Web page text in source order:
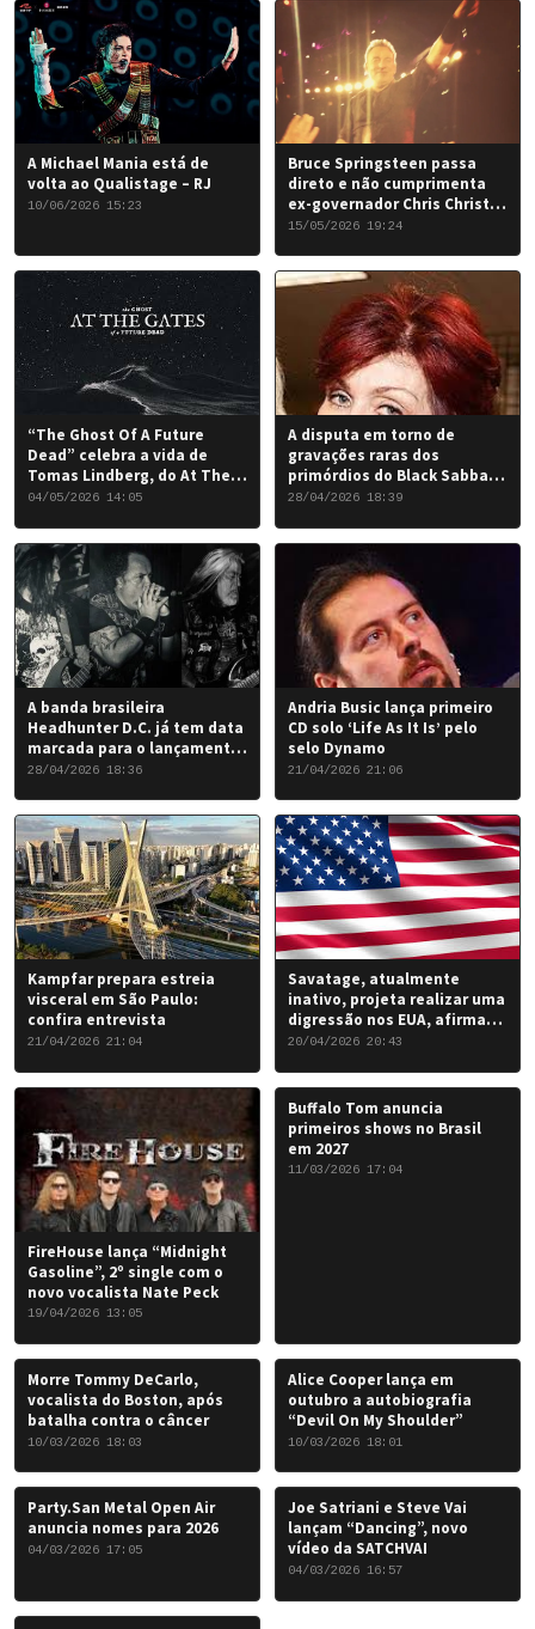
A Michael Mania está de
volta ao Qualistage – RJ
10/06/2026 15:23
Bruce Springsteen passa
direto e não cumprimenta
ex-governador Chris Christie
em Nova York
15/05/2026 19:24
“The Ghost Of A Future
Dead” celebra a vida de
Tomas Lindberg, do At The
Gates
04/05/2026 14:05
A disputa em torno de
gravações raras dos
primórdios do Black Sabbath
chegou a um desfecho
28/04/2026 18:39
A banda brasileira
Headhunter D.C. já tem data
marcada para o lançamento
do seu novo álbum “Rise of
28/04/2026 18:36
Andria Busic lança primeiro
CD solo ‘Life As It Is’ pelo
selo Dynamo
21/04/2026 21:06
Kampfar prepara estreia
visceral em São Paulo:
confira entrevista
21/04/2026 21:04
Savatage, atualmente
inativo, projeta realizar uma
digressão nos EUA, afirma
Chris Caffery
20/04/2026 20:43
FireHouse lança “Midnight
Gasoline”, 2º single com o
novo vocalista Nate Peck
19/04/2026 13:05
Buffalo Tom anuncia
primeiros shows no Brasil
em 2027
11/03/2026 17:04
Morre Tommy DeCarlo,
vocalista do Boston, após
batalha contra o câncer
10/03/2026 18:03
Alice Cooper lança em
outubro a autobiografia
“Devil On My Shoulder”
10/03/2026 18:01
Party.San Metal Open Air
anuncia nomes para 2026
04/03/2026 17:05
Joe Satriani e Steve Vai
lançam “Dancing”, novo
vídeo da SATCHVAI
04/03/2026 16:57